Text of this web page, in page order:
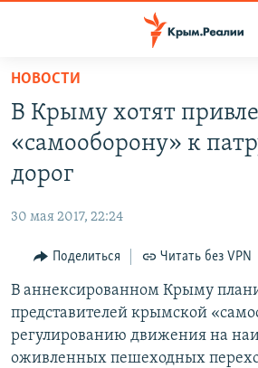
Вернуться
основному
содержанию
главной
Вернутся
поиску
СПЕЦПРОЕКТЫ
11 ЛЕТ ОККУПАЦИИ КРЫМА. 11 ИСТОРИЙ
ЕЩЕ
ИНТЕРАКТИВ
ИНФОГРАФИКА
ТЕЛЕПРОЕКТ КРЫМ.РЕАЛИИ
СОВЕТЫ ПРАВОЗАЩИТНИКОВ
РАДІО СВОБОДА
КАК ОБОЙТИ БЛОКИРОВКУ
Українською
НОВОСТИ
В Крыму хотят
«самооборону» к
дорог
30 мая 2017, 22:24
Поделиться Читать без VPN
В аннексированном Крыму
представителей крымской
регулированию движения на
оживленных пешеходных